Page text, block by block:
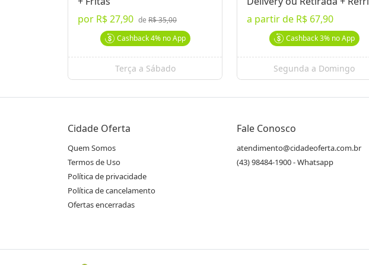
por R$ 27,90 de R$ 35,00
Cashback4%no App
Terça a Sábado
a partir de R$ 67,90
Cashback3%no App
Segunda a Domingo
Cidade Oferta
Quem Somos
Termos de Uso
Política de privacidade
Política de cancelamento
Ofertas encerradas
Fale Conosco
atendimento@cidadeoferta.com.br
(43) 98484-1900 - Whatsapp